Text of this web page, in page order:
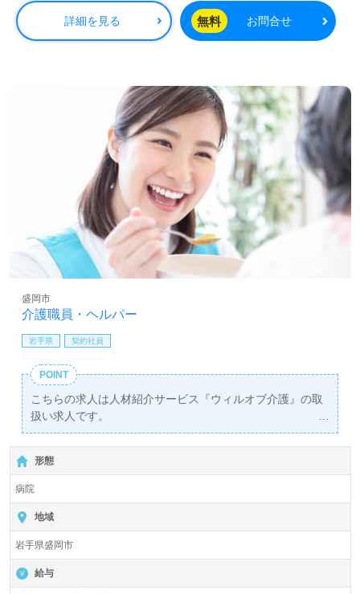
詳細を見る 無料 お問合せ
介護職員・ヘルパー
盛岡市
岩手県 契約社員
POINT
こちらの求人は人材紹介サービス『ウィルオブ介護』の取
扱い求人です。
詳細に関してお気軽にご相談ください♪
【無料】で皆さんの転職活動をサポートいたします。
形態
病院
地域
岩手県盛岡市
給与